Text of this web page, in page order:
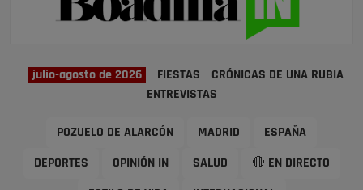
julio-agosto de 2026 FIESTAS
CRÓNICAS DE UNA RUBIA
ENTREVISTAS
POZUELO DE ALARCÓN MADRID ESPAÑA
DEPORTES OPINIÓN IN SALUD 🔴 EN DIRECTO